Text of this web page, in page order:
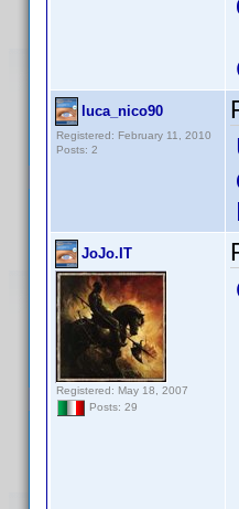
luca_nico90
Registered: February 11, 2010
Posts: 2
JoJo.IT
Registered: May 18, 2007
Posts: 29